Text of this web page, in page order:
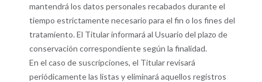
mantendrá los datos personales recabados durante el
tiempo estrictamente necesario para el fin o los fines del
tratamiento. El Titular informará al Usuario del plazo de
conservación correspondiente según la finalidad.
En el caso de suscripciones, el Titular revisará
periódicamente las listas y eliminará aquellos registros